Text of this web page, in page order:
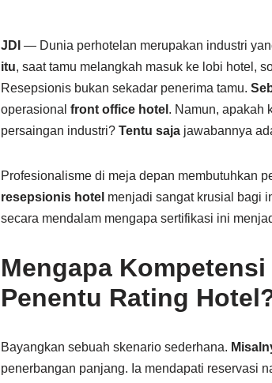
JDI — Dunia perhotelan merupakan industri
itu, saat tamu melangkah masuk ke lobi hotel,
Resepsionis bukan sekadar penerima tamu.
operasional front office hotel . Namun, apakah
persaingan industri? Tentu saja jawabannya
Profesionalisme di meja depan membutuhkan
resepsionis hotel menjadi sangat krusial bagi
secara mendalam mengapa sertifikasi ini
Mengapa
Penentu Rating
Bayangkan sebuah skenario sederhana.
penerbangan panjang. Ia mendapati reservasi